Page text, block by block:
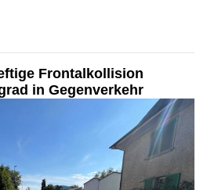
Frontalkollision
in Gegenverkehr